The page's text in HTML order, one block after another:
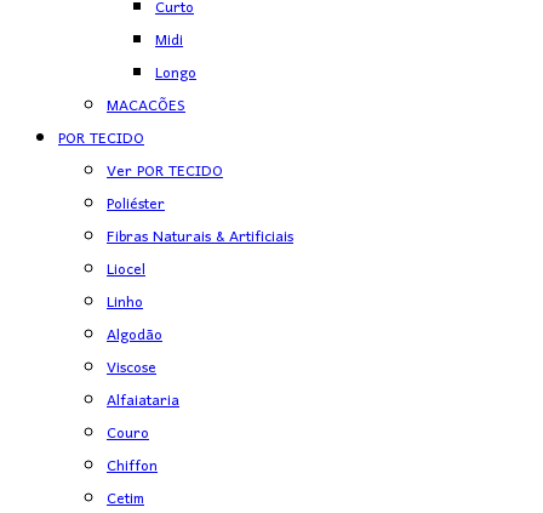
Curto
Midi
Longo
MACACÕES
POR TECIDO
Ver POR TECIDO
Poliéster
Fibras Naturais & Artificiais
Liocel
Linho
Algodão
Viscose
Alfaiataria
Couro
Chiffon
Cetim